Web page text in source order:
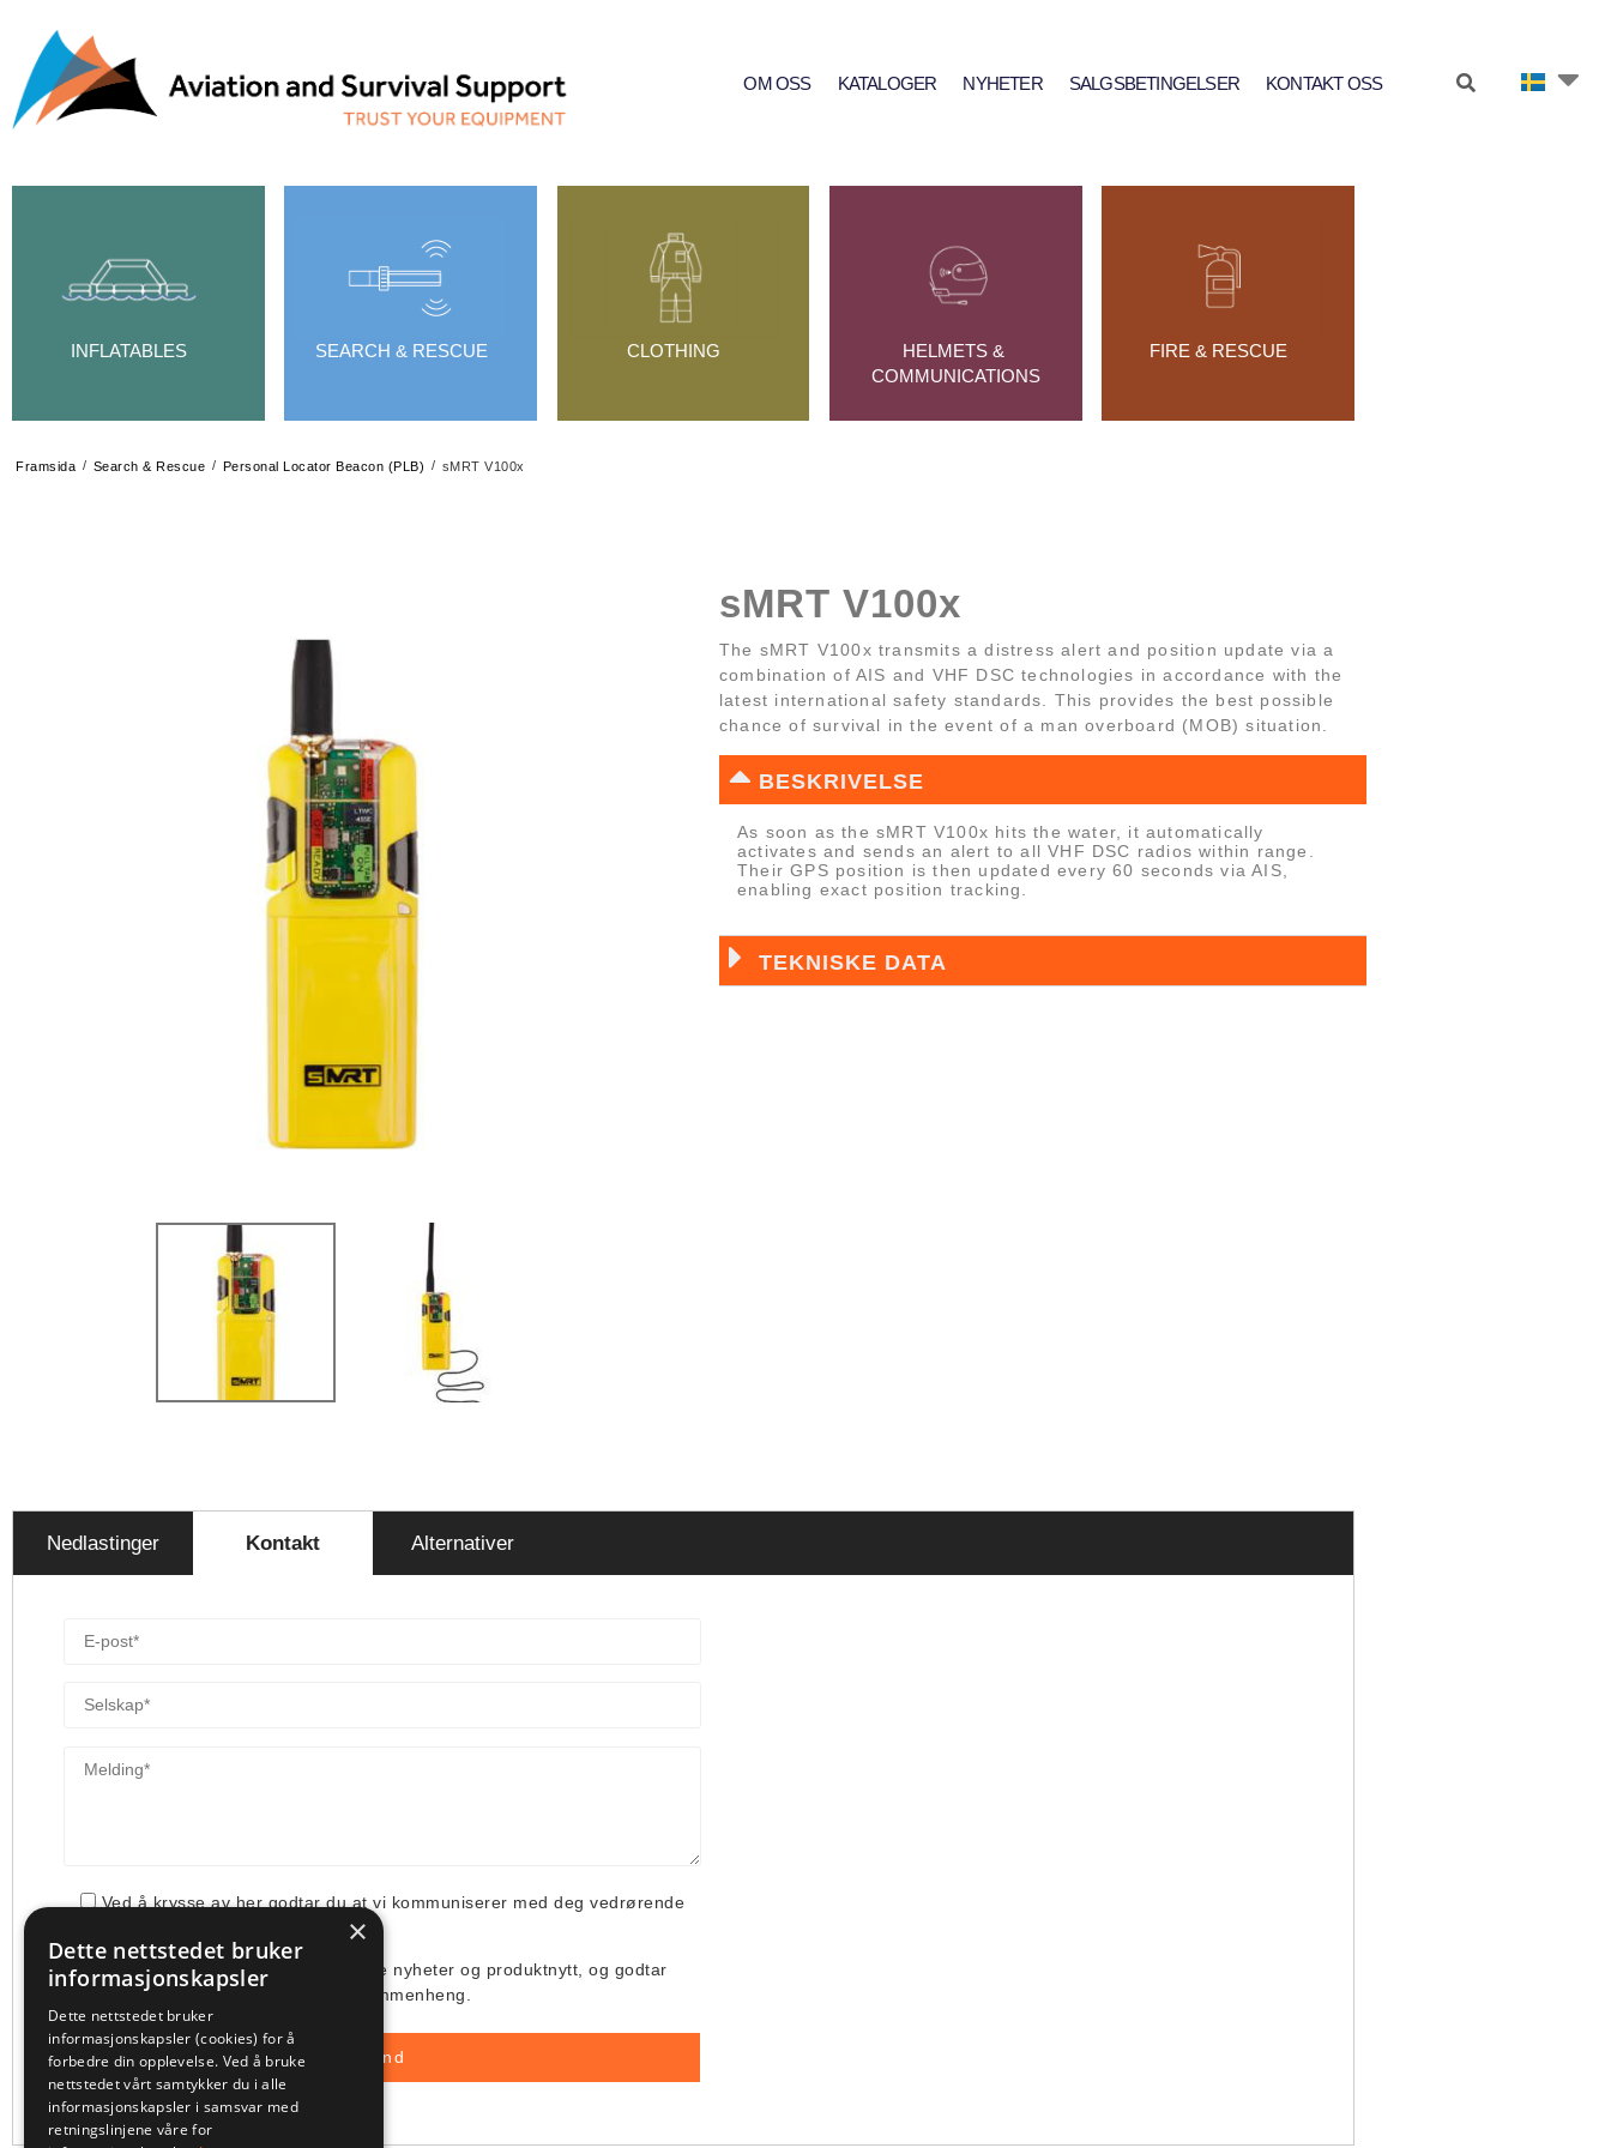
OM OSS KATALOGER NYHETER SALGSBETINGELSER KONTAKT OSS
INFLATABLES SEARCH & RESCUE CLOTHING
HELMETS &
COMMUNICATIONS
FIRE & RESCUE
Framsida / Search & Rescue / Personal Locator Beacon (PLB) / sMRT V100x
sMRT V100x
The sMRT V100x transmits a distress alert and position update via a
combination of AIS and VHF DSC technologies in accordance with the
latest international safety standards. This provides the best possible
chance of survival in the event of a man overboard (MOB) situation.
BESKRIVELSE
As soon as the sMRT V100x hits the water, it automatically
activates and sends an alert to all VHF DSC radios within range.
Their GPS position is then updated every 60 seconds via AIS,
enabling exact position tracking.
TEKNISKE DATA
Nedlastinger Kontakt Alternativer
Ved å krysse av her godtar du at vi kommuniserer med deg vedrørende
Jeg ønsker å få tilsendt deres siste nyheter og produktnytt, og godtar
deres bruk av min e-post i denne sammenheng.
×
Dette nettstedet bruker
informasjonskapsler
Dette nettstedet bruker
informasjonskapsler (cookies) for å
forbedre din opplevelse. Ved å bruke
nettstedet vårt samtykker du i alle
informasjonskapsler i samsvar med
retningslinjene våre for